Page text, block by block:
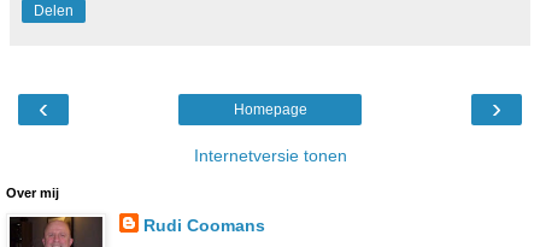
Delen
‹ ›
Homepage
Internetversie tonen
Over mij
Rudi Coomans